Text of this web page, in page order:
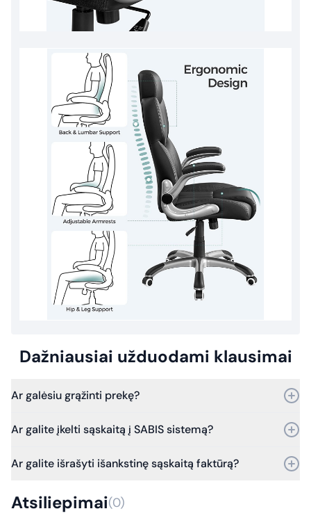
Dažniausiai užduodami klausimai
Ar galėsiu grąžinti prekę?
Bet jei praeis daugiau laiko – vis tiek kreipkitės, ir mes
Ar galite įkelti sąskaitą į SABIS sistemą?
Nuo 2025 m. sausio 1 d. visi viešosios įstaigos pirkimų
sistemą. Šis reikalavimas taikomas visiems pirkimams, siekiant
užtikrinti skaidrumą ir tinkamą atitiktį teisės aktų nuostatoms.
Ar galite išrašyti išankstinę sąskaitą faktūrą?
Atsiliepimai(0)